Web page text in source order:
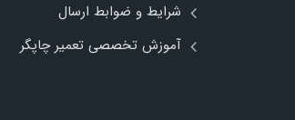
شرایط و ضوابط ارسال
آموزش تخصصی تعمیر چاپگر